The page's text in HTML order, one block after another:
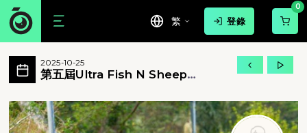
繁 登錄
0
第五屆Ultra Fish N Sheep 2025 活
第五屆Ultra Fish N Sheep 2025 所有相片
第五屆Ultra Fish N Sheep 2025 - 第五屆Ultra
2025-10-25
第五屆Ultra Fish N Sheep